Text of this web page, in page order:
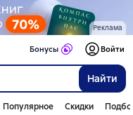
Реклама
Найти
Бонусы Войти
Популярное Скидки